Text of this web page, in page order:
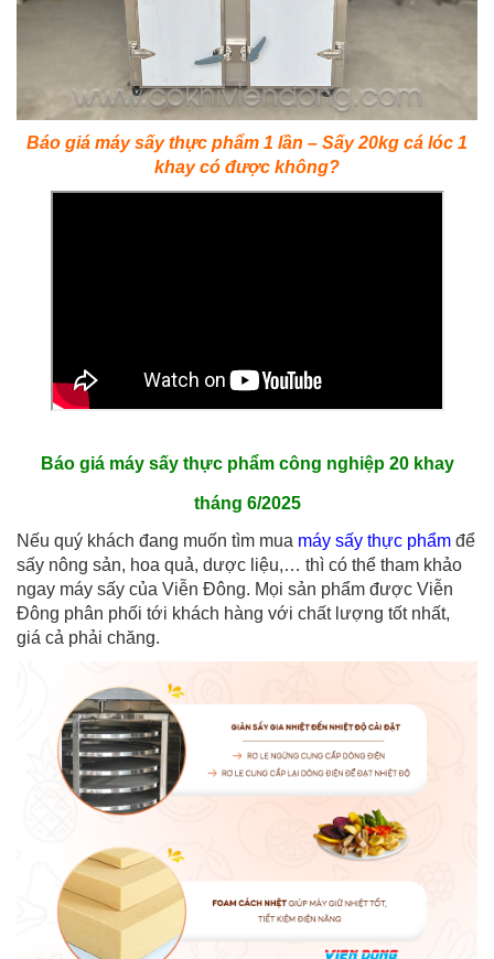
Báo giá máy sấy thực phẩm 1 lần – Sấy 20kg cá lóc 1
khay có được không?
Báo giá máy sấy thực phẩm công nghiệp 20 khay
tháng 6/2025
Nếu quý khách đang muốn tìm mua máy sấy thực phẩm để
sấy nông sản, hoa quả, dược liệu,… thì có thể tham khảo
ngay máy sấy của Viễn Đông. Mọi sản phẩm được Viễn
Đông phân phối tới khách hàng với chất lượng tốt nhất,
giá cả phải chăng.